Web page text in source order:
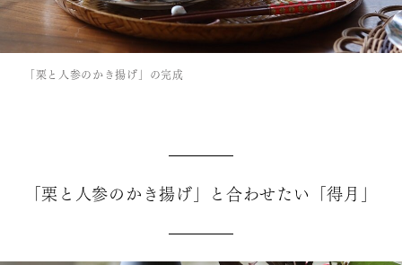
「栗と人参のかき揚げ」の完成
「栗と人参のかき揚げ」と合わせたい「得月」